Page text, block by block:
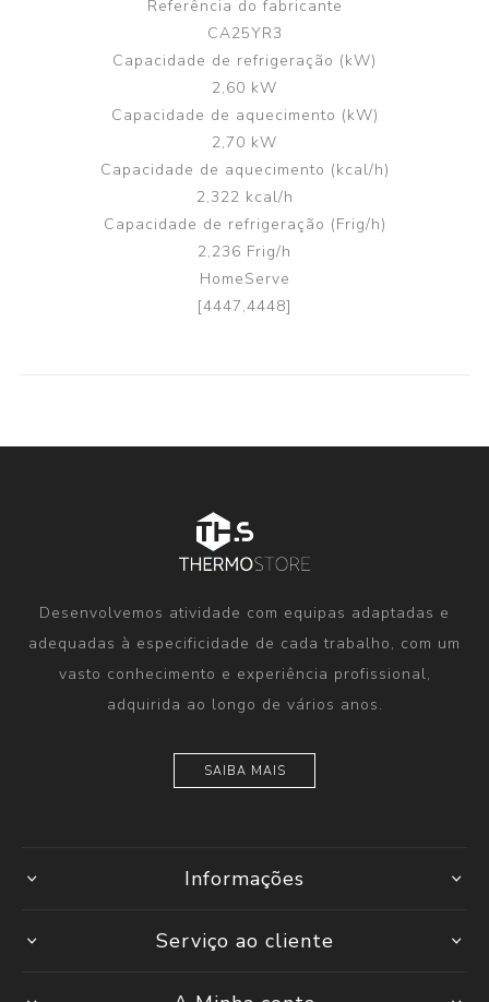
Referência do fabricante
CA25YR3
Capacidade de refrigeração (kW)
2,60 kW
Capacidade de aquecimento (kW)
2,70 kW
Capacidade de aquecimento (kcal/h)
2,322 kcal/h
Capacidade de refrigeração (Frig/h)
2,236 Frig/h
HomeServe
[4447,4448]
Desenvolvemos atividade com equipas adaptadas e
adequadas à especificidade de cada trabalho, com um
vasto conhecimento e experiência profissional,
adquirida ao longo de vários anos.
SAIBA MAIS
Informações
Serviço ao cliente